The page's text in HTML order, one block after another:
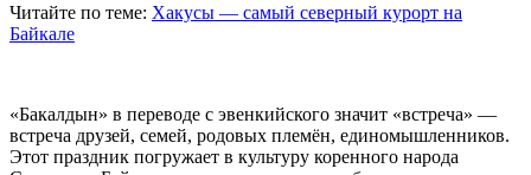
Читайте по теме: Хакусы — самый северный курорт на
Байкале
«Бакалдын» в переводе с эвенкийского значит «встреча» —
встреча друзей, семей, родовых племён, единомышленников.
Этот праздник погружает в культуру коренного народа